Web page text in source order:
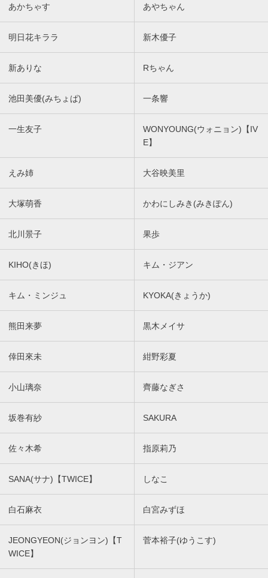
あかちゃす あやちゃん
明日花キララ 新木優子
新ありな Rちゃん
池田美優(みちょぱ) 一条響
一生友子
WONYOUNG(ウォニョン)【IV
E】
えみ姉 大谷映美里
大塚萌香 かわにしみき(みきぽん)
北川景子 果歩
KIHO(きほ) キム・ジアン
キム・ミンジュ KYOKA(きょうか)
熊田来夢 黒木メイサ
倖田來未 紺野彩夏
小山璃奈 齊藤なぎさ
坂巻有紗 SAKURA
佐々木希 指原莉乃
SANA(サナ)【TWICE】 しなこ
白石麻衣 白宮みずほ
JEONGYEON(ジョンヨン)【T
WICE】
菅本裕子(ゆうこす)